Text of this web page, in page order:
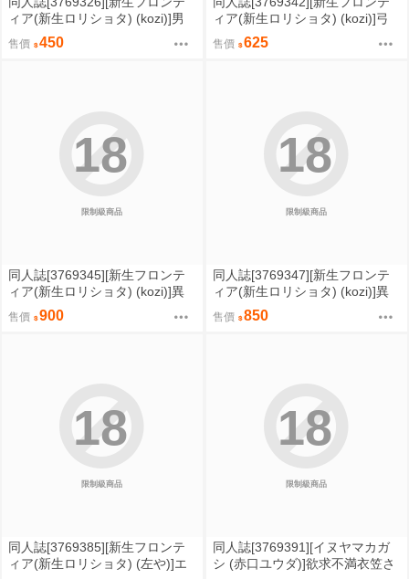
ィア(新生ロリショタ) (kozi)]男
の娘NTR撮影会 (偽娘)
售價 450
ィア(新生ロリショタ) (kozi)]弓
道男子×メス堕ち●●総集編先輩に
恋愛禁止ルールではめられトイ
售價 625
限制級商品
18
同人誌[3769345][新生フロンテ
ィア(新生ロリショタ) (kozi)]異
世界オトコノコ雌堕ち●●記総集
編2 (偽娘)
售價 900
限制級商品
18
同人誌[3769347][新生フロンテ
ィア(新生ロリショタ) (kozi)]異
世界オトコの娘雌堕ち●●記総集
編 (偽娘)
售價 850
限制級商品
18
同人誌[3769385][新生フロンテ
ィア(新生ロリショタ) (左や)]エ
限制級商品
18
同人誌[3769391][イヌヤマカガ
シ (赤口ユウダ)]欲求不満衣笠さ